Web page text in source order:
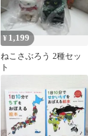
¥ 1,199
ねこさぶろう 2種セッ
ト